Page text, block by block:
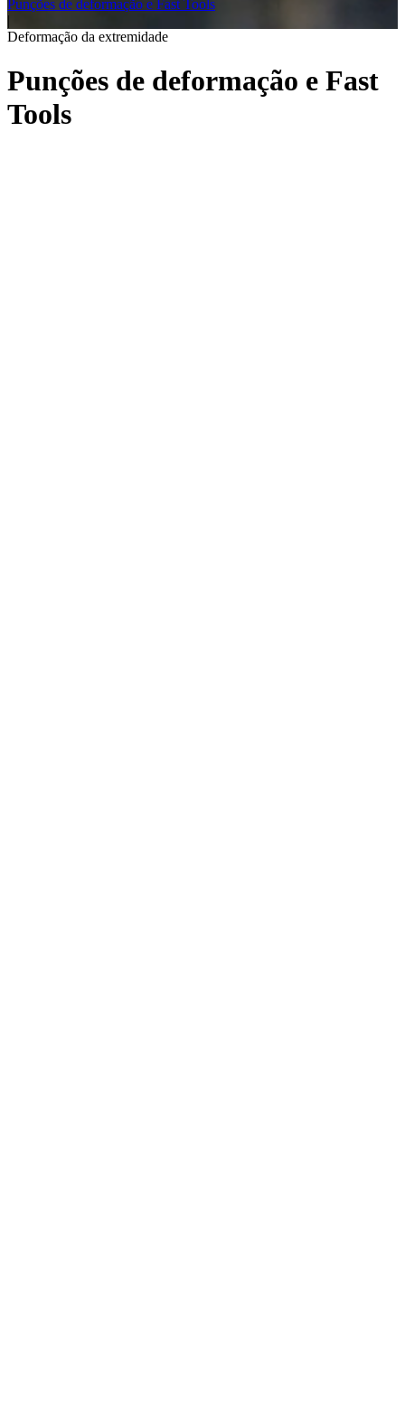
Punções de deformação e Fast Tools
|
Deformação da extremidade
Punções de deformação e Fast
Tools